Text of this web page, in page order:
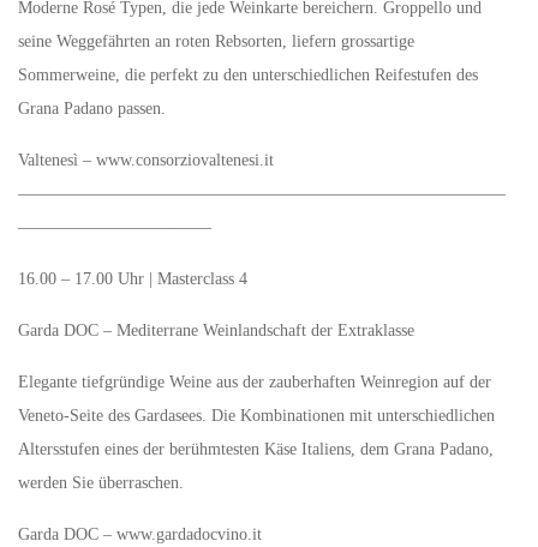
Moderne Rosé Typen, die jede Weinkarte bereichern. Groppello und
seine Weggefährten an roten Rebsorten, liefern grossartige
Sommerweine, die perfekt zu den unterschiedlichen Reifestufen des
Grana Padano passen.
Valtenesì – www.consorziovaltenesi.it
—————————————————————————————
———————————–
16.00 – 17.00 Uhr | Masterclass 4
Garda DOC – Mediterrane Weinlandschaft der Extraklasse
Elegante tiefgründige Weine aus der zauberhaften Weinregion auf der
Veneto-Seite des Gardasees. Die Kombinationen mit unterschiedlichen
Altersstufen eines der berühmtesten Käse Italiens, dem Grana Padano,
werden Sie überraschen.
Garda DOC – www.gardadocvino.it